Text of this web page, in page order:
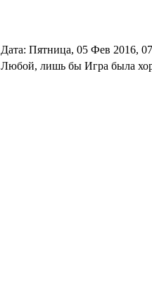
Дата: Пятница, 05 Фев 2016,
Любой, лишь бы Игра была